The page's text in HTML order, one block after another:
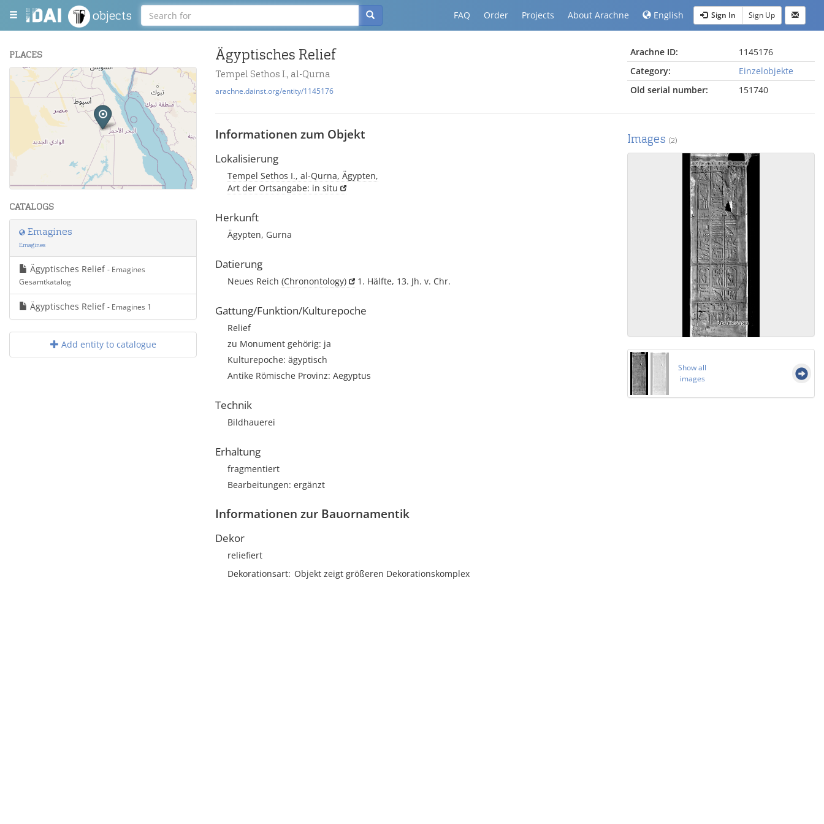
objects FAQ Order Projects About Arachne English Sign In Sign Up
PLACES
+
−
Leaflet| Maps and Data ©OpenStreetMap.
CATALOGS
Emagines
Emagines
Ägyptisches Relief- Emagines
Gesamtkatalog
Ägyptisches Relief- Emagines 1
Add entity to catalogue
Ägyptisches Relief
Tempel Sethos I., al-Qurna
arachne.dainst.org/entity/1145176
Arachne ID:
1145176
Category:
Einzelobjekte
Old serial number:
151740
Informationen zum Objekt
Lokalisierung
Tempel Sethos I., al-Qurna, Ägypten,
Art der Ortsangabe: in situ
Herkunft
Ägypten, Gurna
Datierung
Neues Reich (Chronontology) 1. Hälfte, 13. Jh. v. Chr.
Gattung/Funktion/Kulturepoche
Relief
zu Monument gehörig: ja
Kulturepoche: ägyptisch
Antike Römische Provinz: Aegyptus
Technik
Bildhauerei
Erhaltung
fragmentiert
Bearbeitungen: ergänzt
Informationen zur Bauornamentik
Dekor
reliefiert
Dekorationsart Objekt zeigt größeren Dekorationskomplex
Images (2)
Show all
images